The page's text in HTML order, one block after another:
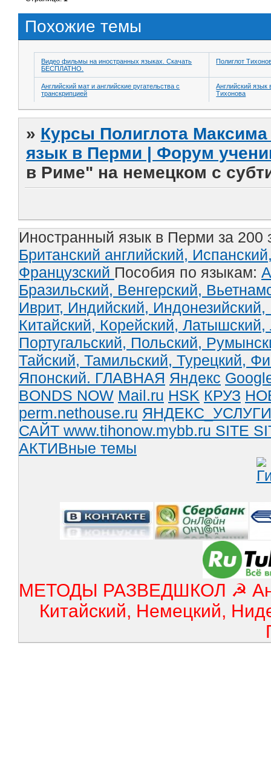
Похожие темы
Видео фильмы на иностранных языках. Скачать
БЕСПЛАТНО.
Полиглот
Английский мат и английские ругательства с
транскрипцией
Английский
Тихонова
» Курсы Полиглота
язык в Перми | Форум
в Риме" на немецком с
Иностранный язык в Перми за 200
Британский английский,
Французский Пособия по языкам:
Бразильский, Венгерский,
Иврит, Индийский, Индонезийский,
Китайский, Корейский, Латышский,
Португальский, Польский,
Тайский, Тамильский, Турецкий,
Японский. ГЛАВНАЯ Яндекс
BONDS NOW Mail.ru HSK КРУЗ
perm.nethouse.ru ЯНДЕКС_УСЛУГИ
САЙТ www.tihonow.mybb.ru SITE
АКТИВные темы
МЕТОДЫ РАЗВЕДШКОЛ ☭
Китайский, Немецкий,